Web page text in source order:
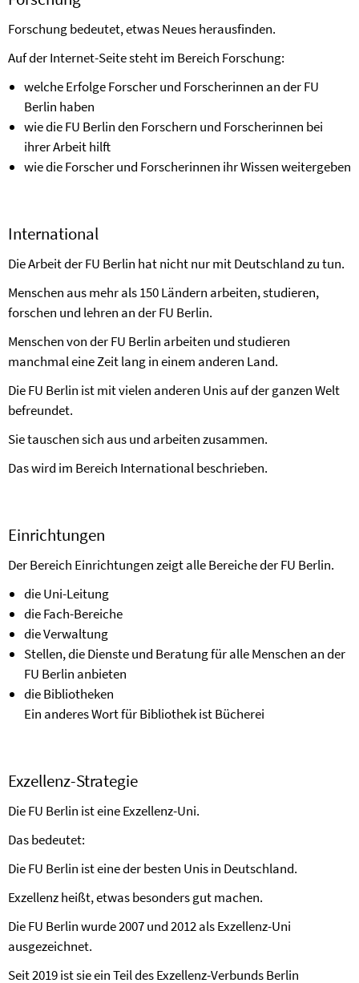
Forschung bedeutet, etwas Neues herausfinden.
Auf der Internet-Seite steht im Bereich Forschung:
welche Erfolge Forscher und Forscherinnen an der FU
Berlin haben
wie die FU Berlin den Forschern und Forscherinnen bei
ihrer Arbeit hilft
wie die Forscher und Forscherinnen ihr Wissen weitergeben
International
Die Arbeit der FU Berlin hat nicht nur mit Deutschland zu tun.
Menschen aus mehr als 150 Ländern arbeiten, studieren,
forschen und lehren an der FU Berlin.
Menschen von der FU Berlin arbeiten und studieren
manchmal eine Zeit lang in einem anderen Land.
Die FU Berlin ist mit vielen anderen Unis auf der ganzen Welt
befreundet.
Sie tauschen sich aus und arbeiten zusammen.
Das wird im Bereich International beschrieben.
Einrichtungen
Der Bereich Einrichtungen zeigt alle Bereiche der FU Berlin.
die Uni-Leitung
die Fach-Bereiche
die Verwaltung
Stellen, die Dienste und Beratung für alle Menschen an der
FU Berlin anbieten
die Bibliotheken
Ein anderes Wort für Bibliothek ist Bücherei
Exzellenz-Strategie
Die FU Berlin ist eine Exzellenz-Uni.
Das bedeutet:
Die FU Berlin ist eine der besten Unis in Deutschland.
Exzellenz heißt, etwas besonders gut machen.
Die FU Berlin wurde 2007 und 2012 als Exzellenz-Uni
ausgezeichnet.
Seit 2019 ist sie ein Teil desExzellenz-Verbunds Berlin